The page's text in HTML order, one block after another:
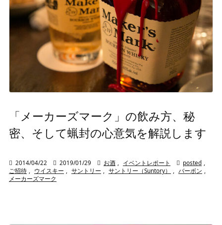
「メーカーズマーク」の飲み方、秘
密、そして蝋封の心意気を解説します
 2014/04/22  2019/01/29  お酒 , イベントレポート  posted ,
ご招待 , ウイスキー , サントリー , サントリー（Suntory） , バーボン ,
メーカーズマーク